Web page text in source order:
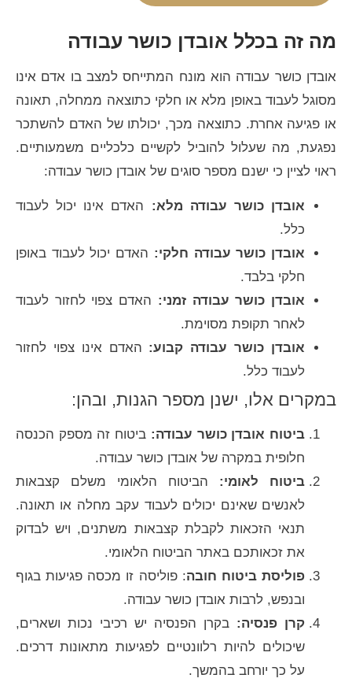
מה זה בכלל אובדן כושר עבודה
אובדן כושר עבודה הוא מונח המתייחס למצב בו אדם אינו
מסוגל לעבוד באופן מלא או חלקי כתוצאה ממחלה, תאונה
או פגיעה אחרת. כתוצאה מכך, יכולתו של האדם להשתכר
נפגעת, מה שעלול להוביל לקשיים כלכליים משמעותיים.
ראוי לציין כי ישנם מספר סוגים של אובדן כושר עבודה:
אובדן כושר עבודה מלא: האדם אינו יכול לעבוד
כלל.
אובדן כושר עבודה חלקי: האדם יכול לעבוד באופן
חלקי בלבד.
אובדן כושר עבודה זמני: האדם צפוי לחזור לעבוד
לאחר תקופת מסוימת.
אובדן כושר עבודה קבוע: האדם אינו צפוי לחזור
לעבוד כלל.
במקרים אלו, ישנן מספר הגנות, ובהן:
ביטוח אובדן כושר עבודה: ביטוח זה מספק הכנסה
חלופית במקרה של אובדן כושר עבודה.
ביטוח לאומי: הביטוח הלאומי משלם קצבאות
לאנשים שאינם יכולים לעבוד עקב מחלה או תאונה.
תנאי הזכאות לקבלת קצבאות משתנים, ויש לבדוק
את זכאותכם באתר הביטוח הלאומי.
פוליסת ביטוח חובה: פוליסה זו מכסה פגיעות בגוף
ובנפש, לרבות אובדן כושר עבודה.
קרן פנסיה: בקרן הפנסיה יש רכיבי נכות ושארים,
שיכולים להיות רלוונטיים לפגיעות מתאונות דרכים.
על כך יורחב בהמשך.